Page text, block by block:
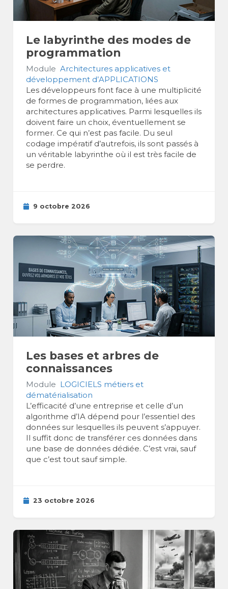
Le labyrinthe des modes de
programmation
Module Architectures applicatives et
développement d’APPLICATIONS
Les développeurs font face à une multiplicité
de formes de programmation, liées aux
architectures applicatives. Parmi lesquelles ils
doivent faire un choix, éventuellement se
former. Ce qui n’est pas facile. Du seul
codage impératif d’autrefois, ils sont passés à
un véritable labyrinthe où il est très facile de
se perdre.
9 octobre 2026
Les bases et arbres de
connaissances
Module LOGICIELS métiers et
dématérialisation
L’efficacité d’une entreprise et celle d’un
algorithme d’IA dépend pour l’essentiel des
données sur lesquelles ils peuvent s’appuyer.
Il suffit donc de transférer ces données dans
une base de données dédiée. C’est vrai, sauf
que c’est tout sauf simple.
23 octobre 2026